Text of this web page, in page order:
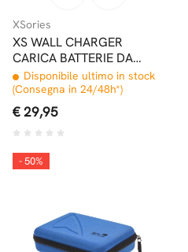
XSories
XS WALL CHARGER
CARICA BATTERIE DA
PARETE DOPPIO USB U-
CHARGER
Disponibile ultimo in stock
(Consegna in 24/48h*)
€ 29,95
- 50%